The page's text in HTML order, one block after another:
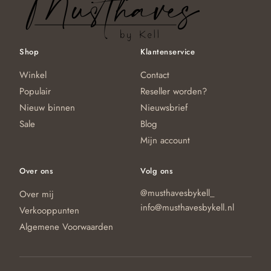
Shop
Winkel
Populair
Nieuw binnen
Sale
Klantenservice
Contact
Reseller worden?
Nieuwsbrief
Blog
Mijn account
Over ons
Over mij
Verkooppunten
Algemene Voorwaarden
Volg ons
@musthavesbykell_
info@musthavesbykell.nl